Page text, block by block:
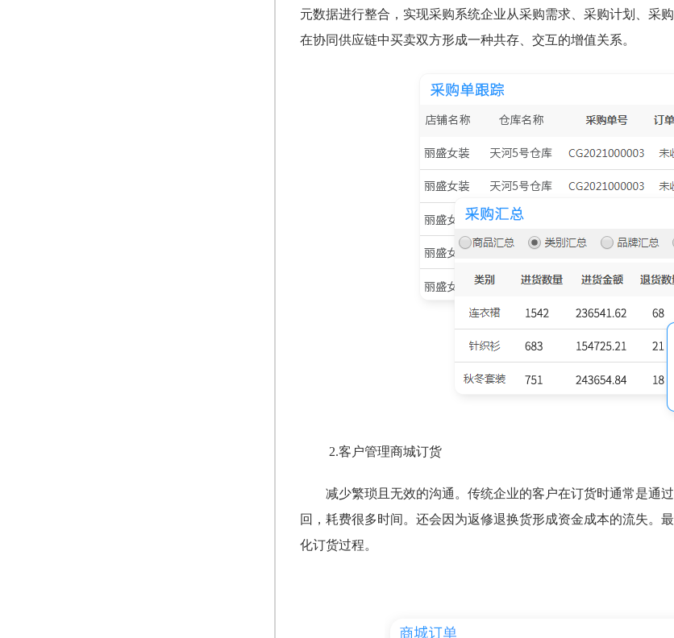
元数据进行整合，实现采购系统企业从采购需求、采购计划、采
在协同供应链中买卖双方形成一种共存、交互的增值关系。
2.客户管理商城订货
减少繁琐且无效的沟通。传统企业的客户在订货时通常是通
回，耗费很多时间。还会因为返修退换货形成资金成本的流失。
化订货过程。